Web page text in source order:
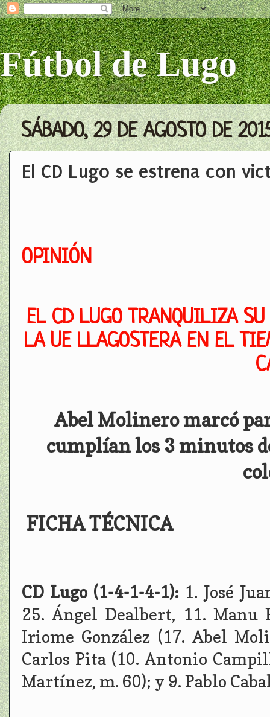
Fútbol de Lugo
SÁBADO, 29 DE AGOSTO DE
El CD Lugo se estrena con
OPINIÓN
EL CD LUGO TRANQUILIZA
LA UE LLAGOSTERA EN EL
Abel Molinero marcó
cumplían los 3 minutos
FICHA TÉCNICA
CD Lugo (1-4-1-4-1): 1. José
25. Ángel Dealbert, 11. Manu
Iriome González (17. Abel
Carlos Pita (10. Antonio
Martínez, m. 60); y 9. Pablo